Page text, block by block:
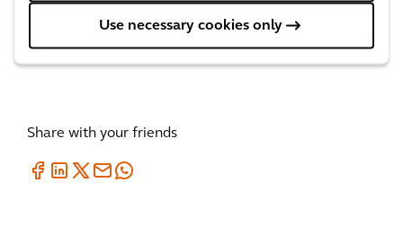
Use necessary cookies only
Expedition DNA è stato creato in
collaborazione con la Lovinklaan Foundation.
Share with your friends